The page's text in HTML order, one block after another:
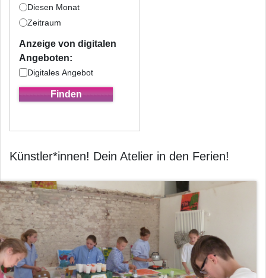
Diesen Monat
Zeitraum
Anzeige von digitalen
Angeboten:
Digitales Angebot
Künstler*innen! Dein Atelier in den Ferien!